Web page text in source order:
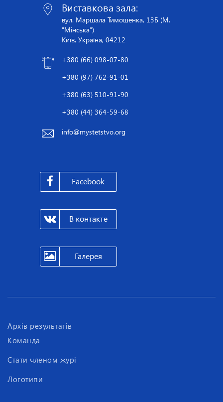
Виставкова зала:
вул. Маршала Тимошенка, 13Б (М.
"Мінська")
Київ, Україна, 04212
+380 (66) 098-07-80
+380 (97) 762-91-01
+380 (63) 510-91-90
+380 (44) 364-59-68
info@mystetstvo.org
Facebook
В контакте
Галерея
Архів результатів
Команда
Стати членом журі
Логотипи